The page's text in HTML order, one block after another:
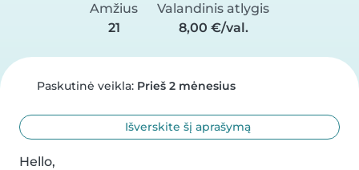
Amžius
21
Valandinis atlygis
8,00 €/val.
Paskutinė veikla: Prieš 2 mėnesius
Išverskite šį aprašymą
Hello,